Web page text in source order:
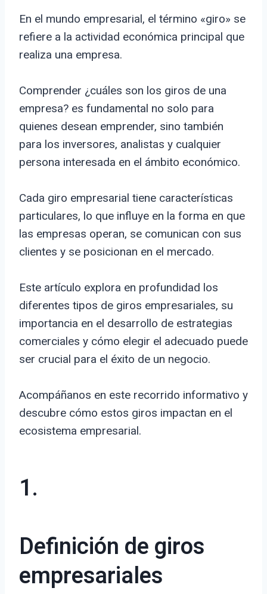
En el mundo empresarial, el término «giro» se
refiere a la actividad económica principal que
realiza una empresa.
Comprender ¿cuáles son los giros de una
empresa? es fundamental no solo para
quienes desean emprender, sino también
para los inversores, analistas y cualquier
persona interesada en el ámbito económico.
Cada giro empresarial tiene características
particulares, lo que influye en la forma en que
las empresas operan, se comunican con sus
clientes y se posicionan en el mercado.
Este artículo explora en profundidad los
diferentes tipos de giros empresariales, su
importancia en el desarrollo de estrategias
comerciales y cómo elegir el adecuado puede
ser crucial para el éxito de un negocio.
Acompáñanos en este recorrido informativo y
descubre cómo estos giros impactan en el
ecosistema empresarial.
1.
Definición de giros
empresariales